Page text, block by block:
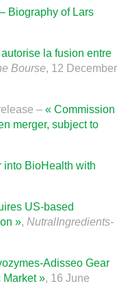
Biography of Lars
la fusion entre
Bourse, 12 December
– « Commission
merger, subject to
into BioHealth with
US-based
», NutralIngredients-
Adisseo Gear
Market », 16 June